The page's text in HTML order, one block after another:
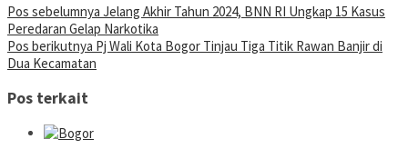
Pos sebelumnya Jelang Akhir Tahun 2024, BNN RI Ungkap 15 Kasus
Peredaran Gelap Narkotika
Pos berikutnya Pj Wali Kota Bogor Tinjau Tiga Titik Rawan Banjir di
Dua Kecamatan
Pos terkait